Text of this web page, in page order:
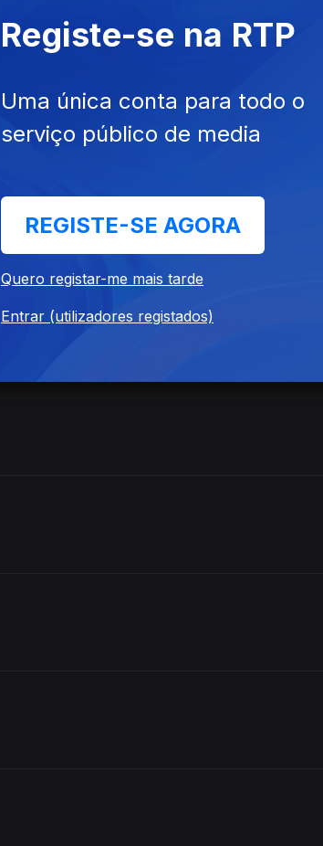
Registe-se na RTP
Uma única conta para todo o
serviço público de media
REGISTE-SE AGORA
Quero registar-me mais tarde
Entrar (utilizadores registados)